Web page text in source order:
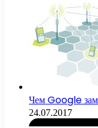
Чем Google
24.07.2017